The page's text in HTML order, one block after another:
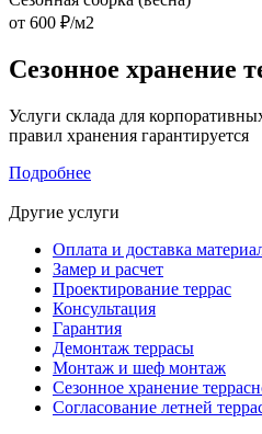
от 600 ₽/м2
Сезонное хранение
Услуги склада для
правил хранения гарантируется
Подробнее
Другие услуги
Оплата и доставка
Замер и расчет
Проектирование террас
Консультация
Гарантия
Демонтаж террасы
Монтаж и шеф монтаж
Сезонное хранение
Согласование летней